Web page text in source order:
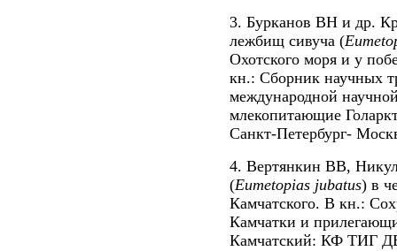
3. Бурканов ВН и др.
лежбищ сивуча (
Охотского моря и у
кн.: Сборник научных
международной
млекопитающие
Санкт-Петербург-
4. Вертянкин ВВ,
(Eumetopias jubatus) в
Камчатского. В кн.:
Камчатки и
Камчатский: КФ ТИГ